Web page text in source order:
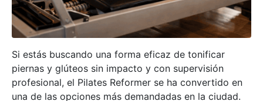
Si estás buscando una forma eficaz de tonificar
piernas y glúteos sin impacto y con supervisión
profesional, el Pilates Reformer se ha convertido en
una de las opciones más demandadas en la ciudad.